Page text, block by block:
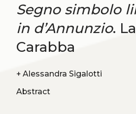
Segno simbolo
in d’Annunzio.
Carabba
+ Alessandra Sigalotti
Abstract